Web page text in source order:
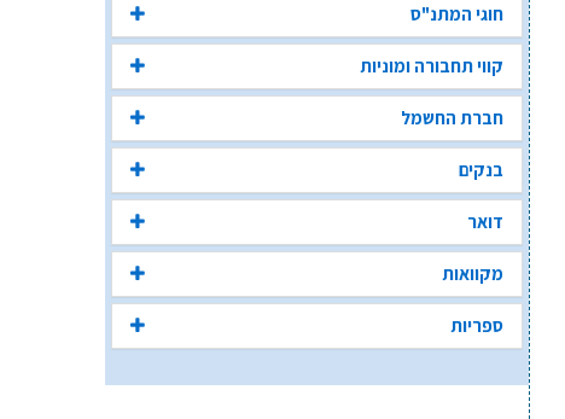
חוגי המתנ"ס
קווי תחבורה ומוניות
חברת החשמל
בנקים
דואר
מקוואות
ספריות